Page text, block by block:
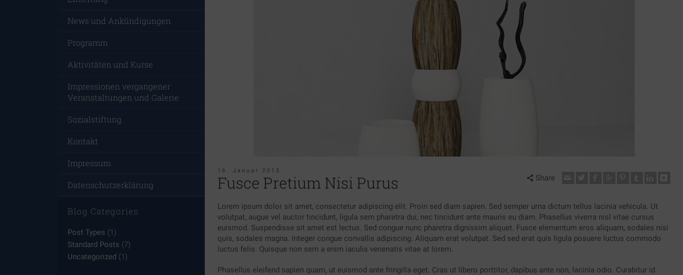
News und Ankündigungen
Programm
Aktivitäten und Kurse
Impressionen vergangener
Veranstaltungen und Galerie
Sozialstiftung
Kontakt
Impressum
Datenschutzerklärung
Blog Categories
Post Types (1)
Standard Posts (7)
Uncategorized (1)
16. Januar 2015
Fusce Pretium Nisi Purus Share
Lorem ipsum dolor sit amet, consectetur adipiscing elit. Proin sed diam sapien. Sed semper urna dictum tellus lacinia vehicula. Ut
volutpat, augue vel auctor tincidunt, ligula sem pharetra dui, nec tincidunt ante mauris eu diam. Phasellus viverra nisl vitae cursus
euismod. Suspendisse sit amet est lectus. Sed congue nunc pharetra dignissim aliquet. Fusce elementum eros aliquam, sodales nisi
quis, sodales magna. Integer congue convallis adipiscing. Aliquam erat volutpat. Sed sed erat quis ligula posuere luctus commodo
luctus felis. Quisque non sem a enim iaculis venenatis vitae at lorem.
Phasellus eleifend sapien quam, ut euismod ante fringilla eget. Cras ut libero porttitor, dapibus ante non, lacinia odio. Curabitur id